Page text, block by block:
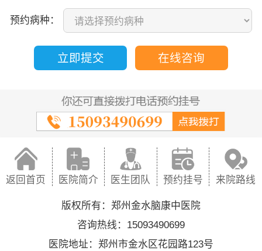
预约病种：
立即提交 在线咨询
返回首页 医院简介 医生团队 预约挂号 来院路线
版权所有：郑州金水脑康中医院
咨询热线：15093490699
医院地址：郑州市金水区花园路123号